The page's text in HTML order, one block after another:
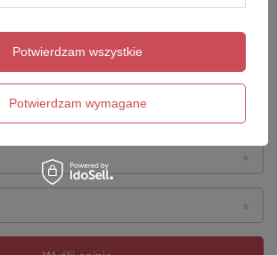
Potwierdzam wymagane
Potwierdzam wszystkie